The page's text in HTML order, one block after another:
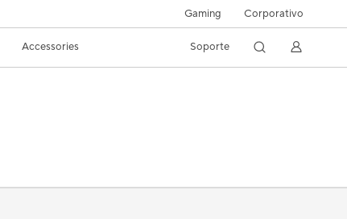
Gaming Corporativo
Accessories Soporte